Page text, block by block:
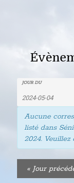
et
de
vues
Rechercher
JOUR DU
Aucune
listé dans
2024. Veuillez
«Jour